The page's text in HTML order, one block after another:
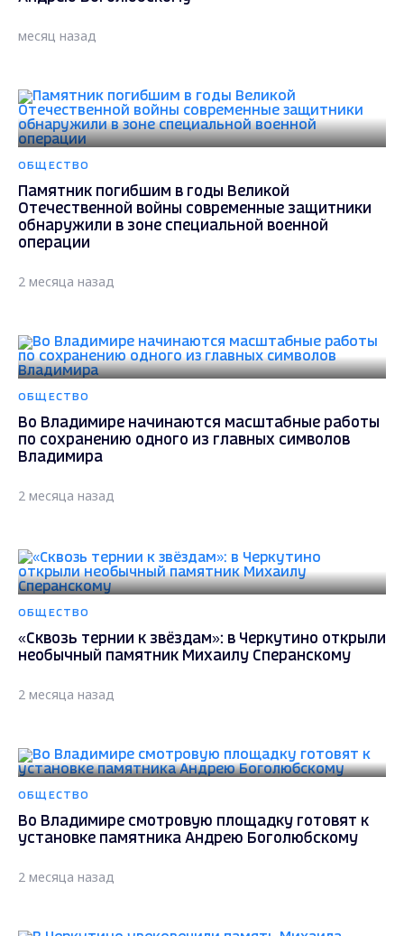
месяц назад
ОБЩЕСТВО
Памятник погибшим в годы Великой
Отечественной войны современные защитники
обнаружили в зоне специальной военной
операции
2 месяца назад
ОБЩЕСТВО
Во Владимире начинаются масштабные работы
по сохранению одного из главных символов
Владимира
2 месяца назад
ОБЩЕСТВО
«Сквозь тернии к звёздам»: в Черкутино открыли
необычный памятник Михаилу Сперанскому
2 месяца назад
ОБЩЕСТВО
Во Владимире смотровую площадку готовят к
установке памятника Андрею Боголюбскому
2 месяца назад